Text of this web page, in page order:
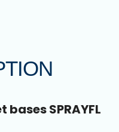
SPRAYFL